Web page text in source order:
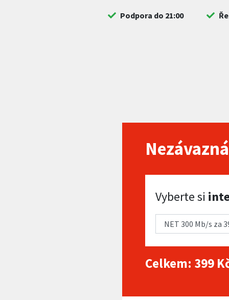
Podpora do 21:00
Vyberte si internet
Vyberte si
Celkem: 399